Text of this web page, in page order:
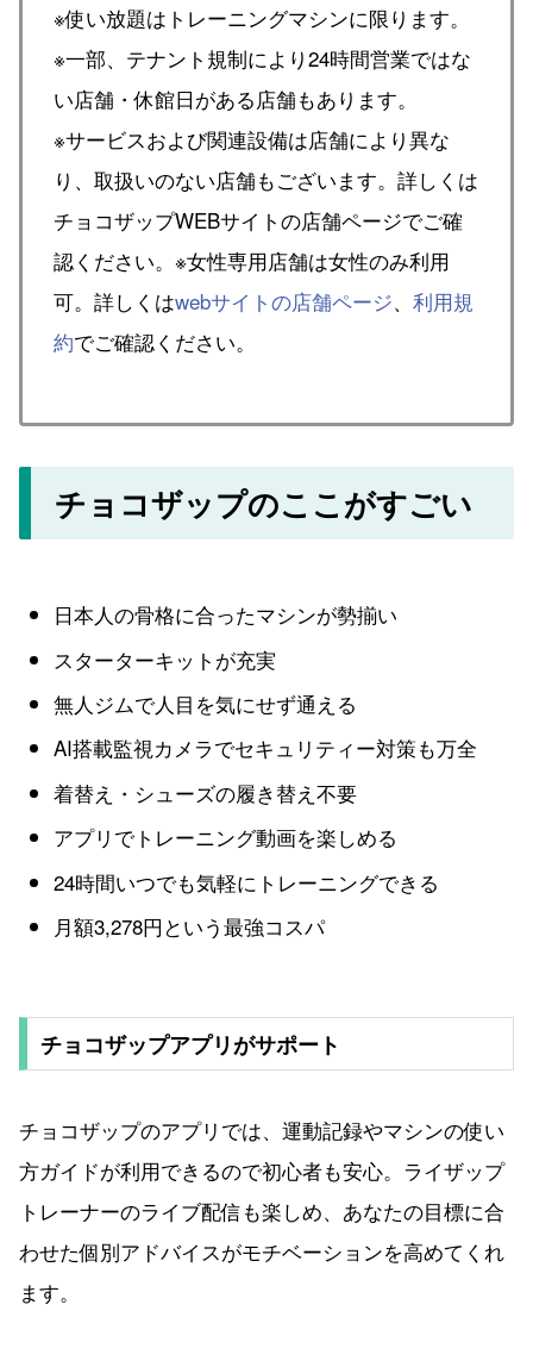
※使い放題はトレーニングマシンに限ります。
※一部、テナント規制により24時間営業ではな
い店舗・休館日がある店舗もあります。
※サービスおよび関連設備は店舗により異な
り、取扱いのない店舗もございます。詳しくは
チョコザップWEBサイトの店舗ページでご確
認ください。※女性専用店舗は女性のみ利用
可。詳しくはwebサイトの店舗ページ、 利用規
約でご確認ください。
チョコザップのここがすごい
日本人の骨格に合ったマシンが勢揃い
スターターキットが充実
無人ジムで人目を気にせず通える
AI搭載監視カメラでセキュリティー対策も万全
着替え・シューズの履き替え不要
アプリでトレーニング動画を楽しめる
24時間いつでも気軽にトレーニングできる
月額3,278円という最強コスパ
チョコザップアプリがサポート
チョコザップのアプリでは、運動記録やマシンの使い
方ガイドが利用できるので初心者も安心。ライザップ
トレーナーのライブ配信も楽しめ、あなたの目標に合
わせた個別アドバイスがモチベーションを高めてくれ
ます。